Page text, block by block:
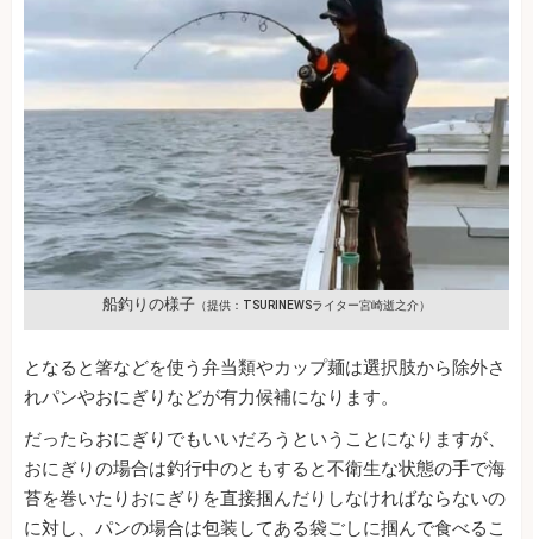
船釣りの様子 （提供：TSURINEWSライター宮崎逝之介）
となると箸などを使う弁当類やカップ麺は選択肢から除外さ
れパンやおにぎりなどが有力候補になります。
だったらおにぎりでもいいだろうということになりますが、
おにぎりの場合は釣行中のともすると不衛生な状態の手で海
苔を巻いたりおにぎりを直接掴んだりしなければならないの
に対し、パンの場合は包装してある袋ごしに掴んで食べるこ